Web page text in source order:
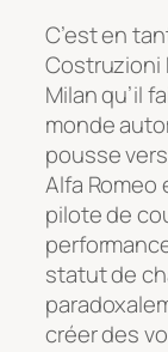
C’est en
Costruzioni
Milan qu’il
monde
pousse
Alfa Romeo
pilote de
statut de
créer des